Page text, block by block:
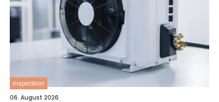
inspiration
06. August 2026